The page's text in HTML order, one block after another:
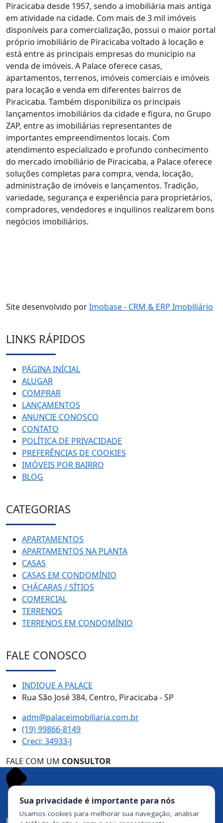
Piracicaba desde 1957, sendo a imobiliária mais antiga
em atividade na cidade. Com mais de 3 mil imóveis
disponíveis para comercialização, possui o maior portal
próprio imobiliário de Piracicaba voltado à locação e
está entre as principais empresas do município na
venda de imóveis. A Palace oferece casas,
apartamentos, terrenos, imóveis comerciais e imóveis
para locação e venda em diferentes bairros de
Piracicaba. Também disponibiliza os principais
lançamentos imobiliários da cidade e figura, no Grupo
ZAP, entre as imobiliárias representantes de
importantes empreendimentos locais. Com
atendimento especializado e profundo conhecimento
do mercado imobiliário de Piracicaba, a Palace oferece
soluções completas para compra, venda, locação,
administração de imóveis e lançamentos. Tradição,
variedade, segurança e experiência para proprietários,
compradores, vendedores e inquilinos realizarem bons
negócios imobiliários.
Site desenvolvido porImobase - CRM & ERP Imobiliário
LINKS RÁPIDOS
PÁGINA INÍCIAL
ALUGAR
COMPRAR
LANÇAMENTOS
ANUNCIE CONOSCO
CONTATO
POLÍTICA DE PRIVACIDADE
PREFERÊNCIAS DE COOKIES
IMÓVEIS POR BAIRRO
BLOG
CATEGORIAS
APARTAMENTOS
APARTAMENTOS NA PLANTA
CASAS
CASAS EM CONDOMÍNIO
CHÁCARAS / SÍTIOS
COMERCIAL
TERRENOS
TERRENOS EM CONDOMÍNIO
FALE CONOSCO
INDIQUE A PALACE
Rua São José 384, Centro, Piracicaba - SP
adm@palaceimobiliaria.com.br
(19) 99866-8149
Creci: 34933-J
FALE COM UM CONSULTOR
Sua privacidade é importante para nós
Usamos cookies para melhorar sua navegação, analisar